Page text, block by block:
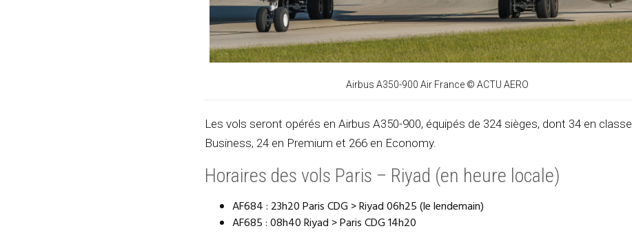
Airbus A350-900 Air France © ACTU AERO
Les vols seront opérés en Airbus A350-900, équipés de 324 sièges, dont 34 en classe
Business, 24 en Premium et 266 en Economy.
Horaires des vols Paris – Riyad (en heure locale)
AF684 : 23h20 Paris CDG > Riyad 06h25 (le lendemain)
AF685 : 08h40 Riyad > Paris CDG 14h20